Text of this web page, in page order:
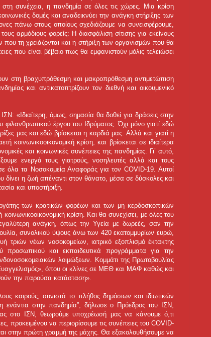
συνέχεια, η πανδημία σε όλες τις χώρες. Μια κρίση
δομές και αναδεικνύει την ανάγκη στήριξης των
πάνω στους οποίους σχεδιάζουμε να συνεισφέρουμε,
αρμόδιους φορείς: Η διασφάλιση σίτισης για εκείνους
τη χρειάζονται και η στήριξη των οργανισμών που θα
που είναι βέβαιο πως θα εμφανιστούν μόλις τελειώσει
στη βραχυπρόθεσμη και μακροπρόθεσμη αντιμετώπιση
και αντικατοπτρίζουν τον διεθνή και οικουμενικό
«Ιδιαίτερη, όμως, σημασία θα δοθεί για δράσεις στην
έργου του Ιδρύματος. Όχι μόνο γιατί εδώ
μας και εδώ βρίσκεται η καρδιά μας. Αλλά και γιατί η
κοινωνικοοικονομική κρίση, και βρίσκεται σε ιδιαίτερα
και κοινωνικές συνέπειες της πανδημίας. Γι’ αυτό,
ενεργά τους γιατρούς, νοσηλευτές αλλά και τους
τα Νοσοκομεία Αναφοράς για τον COVID-19. Αυτοί
δίνει η ζωή απέναντι στον θάνατο, μέσα σε δύσκολες και
και υποστήριξη.
των κρατικών φορέων και των μη κερδοσκοπικών
κρίση. Kαι θα συνεχίσει, με όλες του
ανάγκη, όπως την Υγεία με δωρεές, σαν την
συνολικού ύψους άνω των 420 εκατομμυρίων ευρώ,
τριών νέων νοσοκομείων, ιατρικό εξοπλισμό έκτακτης
προσωπικού και εκπαιδευτικά προγράμματα για την
λοιμώξεων. Κομμάτι της Πρωτοβουλίας
όπου οι κλίνες σε ΜΕΘ και ΜΑΦ καθώς και
την παρούσα κατάσταση».
καιρούς, συνιστά το πλήθος δημόσιων και ιδιωτικών
στην πανδημία”, δήλωσε ο Πρόεδρος του ΙΣΝ,
στο ΙΣΝ, θεωρούμε υποχρέωσή μας να κάνουμε ό,τι
προκειμένου να περιορίσουμε τις συνέπειες του COVID-
στην πρώτη γραμμή της μάχης. Θα εξακολουθήσουμε να